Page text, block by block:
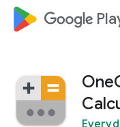
google_logo